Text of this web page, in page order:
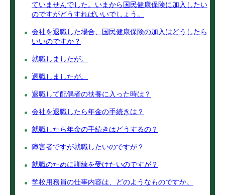
ていませんでした。いまから国民健康保険に加入したい
のですがどうすればいいでしょう。
会社を退職した場合、国民健康保険の加入はどうしたら
いいのですか？
就職しましたが。
退職しましたが。
退職して配偶者の扶養に入った時は？
会社を退職したら年金の手続きは？
就職したら年金の手続きはどうするの？
障害者ですが就職したいのですが？
就職のために訓練を受けたいのですが？
学校用務員の仕事内容は、どのようなものですか。